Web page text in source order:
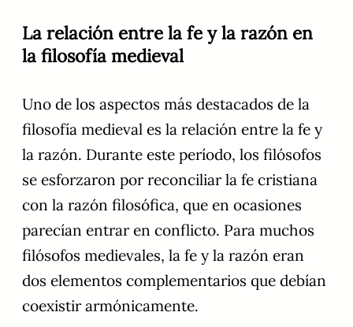
La relación entre la fe y la razón en
la filosofía medieval
Uno de los aspectos más destacados de la
filosofía medieval es la relación entre la fe y
la razón. Durante este período, los filósofos
se esforzaron por reconciliar la fe cristiana
con la razón filosófica, que en ocasiones
parecían entrar en conflicto. Para muchos
filósofos medievales, la fe y la razón eran
dos elementos complementarios que debían
coexistir armónicamente.